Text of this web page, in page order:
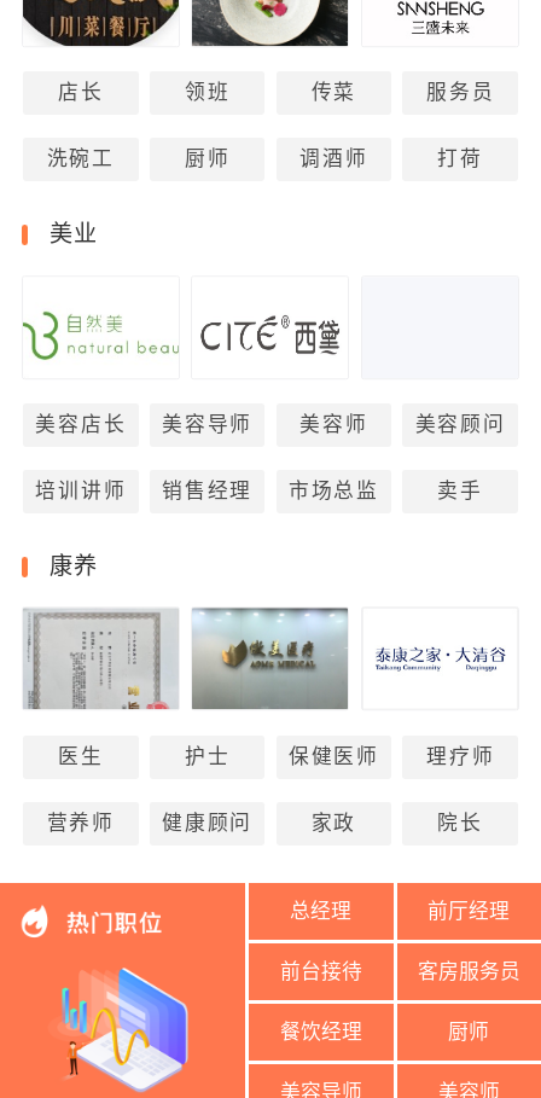
店长 领班 传菜 服务员
洗碗工 厨师 调酒师 打荷
美业
美容店长 美容导师 美容师 美容顾问
培训讲师 销售经理 市场总监 卖手
康养
医生 护士 保健医师 理疗师
营养师 健康顾问 家政 院长
总经理 前厅经理
前台接待 客房服务员
餐饮经理 厨师
美容导师 美容师